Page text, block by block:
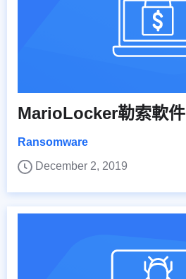
MarioLocker勒索軟件
Ransomware
December 2, 2019